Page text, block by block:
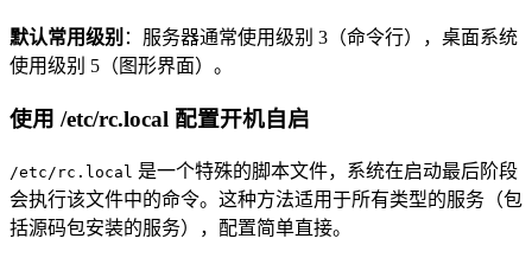
默认常用级别 ：服务器通常使用级别 3（命令行），桌面系统
使用级别 5（图形界面）。
使用 /etc/rc.local 配置开机自启
/etc/rc.local 是一个特殊的脚本文件，系统在启动最后阶段
会执行该文件中的命令。这种方法适用于所有类型的服务（包
括源码包安装的服务），配置简单直接。